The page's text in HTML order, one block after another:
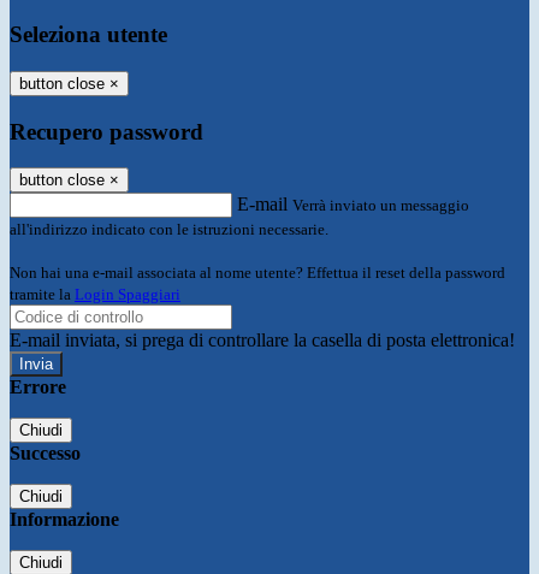
Seleziona utente
button close ×
Recupero password
button close ×
E-mail Verrà inviato un messaggio
all'indirizzo indicato con le istruzioni necessarie.
Non hai una e-mail associata al nome utente? Effettua il reset della password
tramite la Login Spaggiari
E-mail inviata, si prega di controllare la casella di posta elettronica!
Errore
Chiudi
Successo
Chiudi
Informazione
Chiudi